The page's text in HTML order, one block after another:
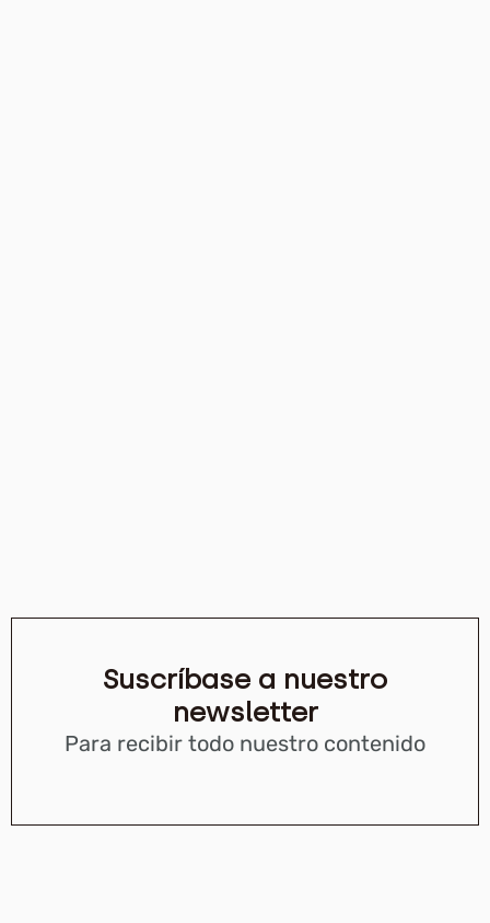
Suscríbase a nuestro
newsletter
Para recibir todo nuestro contenido